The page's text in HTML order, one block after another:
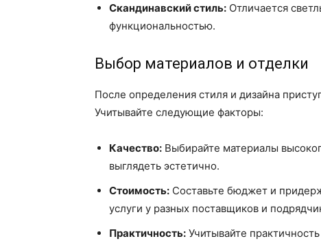
Скандинавский стиль: Отличается
функциональностью.
Выбор материалов и отделки
После определения стиля и дизайна
Учитывайте следующие факторы:
Качество: Выбирайте материалы
выглядеть эстетично.
Стоимость: Составьте бюджет и
услуги у разных поставщиков и
Практичность: Учитывайте